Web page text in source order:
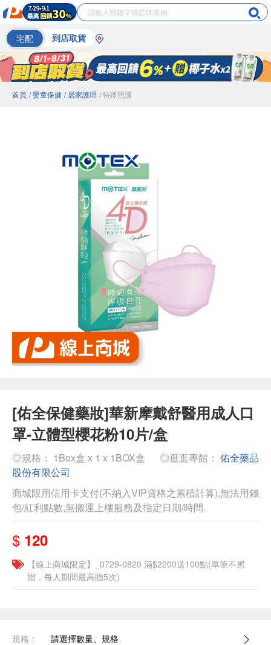
宅配 到店取貨
首頁 / 嬰童保健 / 居家護理 / 特殊照護
[佑全保健藥妝]華新摩戴舒醫用成人口
罩-立體型櫻花粉10片/盒
◎規格： 1Box盒 x 1 x 1BOX盒 ◎逛逛專館： 佑全藥品
股份有限公司
商城限用信用卡支付(不納入VIP資格之累積計算),無法用錢
包/紅利點數,無搬運上樓服務及指定日期/時間.
$ 120
【線上商城限定】_0729-0820 滿$2200送100點(單筆不累
贈，每人期間最高贈5次)
規格： 請選擇數量、規格